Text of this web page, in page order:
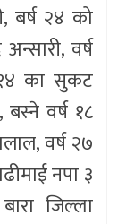
बर्ष २४ को
वर्ष
१४ का सुकट
वर्ष १८
वर्ष २७
नपा ३
जिल्ला